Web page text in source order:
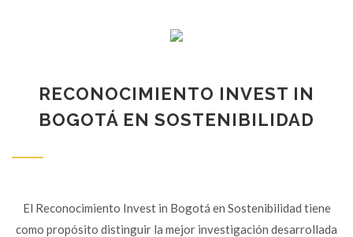
RECONOCIMIENTO INVEST IN
BOGOTÁ EN SOSTENIBILIDAD
El Reconocimiento Invest in Bogotá en Sostenibilidad tiene
como propósito distinguir la mejor investigación desarrollada